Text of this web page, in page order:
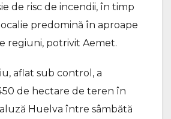
de risc de incendii, în timp
predomină în aproape
regiuni, potrivit Aemet.
aflat sub control, a
de hectare de teren în
Huelva între sâmbătă